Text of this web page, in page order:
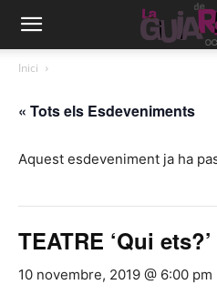
Inici
« Tots els Esdeveniments
Aquest esdeveniment ja ha
TEATRE ‘Qui ets?’
10 novembre, 2019 @ 6:00 pm